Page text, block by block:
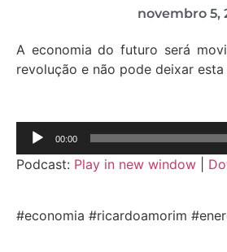
novembro 5,
A economia do futuro será
revolução e não pode deixar
Tocador
áudio
00:00
Podcast: Play in new window
#economia #ricardoamorim